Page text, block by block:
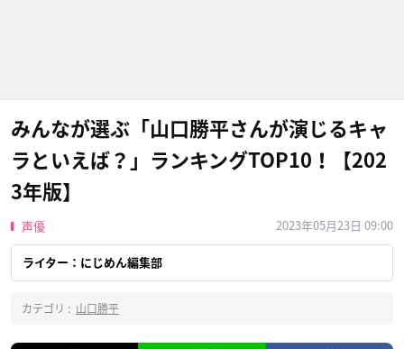
みんなが選ぶ「山口勝平さんが演じるキャ
ラといえば？」ランキングTOP10！【202
3年版】
声優 2023年05月23日 09:00
ライター：にじめん編集部
カテゴリ : 山口勝平